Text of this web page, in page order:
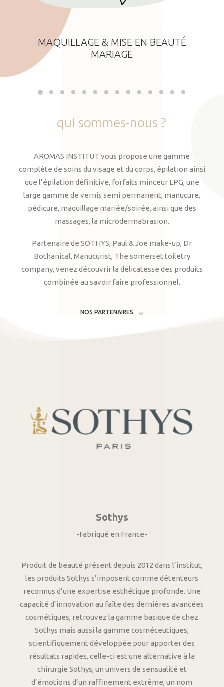
MAQUILLAGE & MISE EN BEAUTÉ
MARIAGE
qui sommes-nous ?
AROMAS INSTITUT vous propose une gamme
complète de soins du visage et du corps, épilation ainsi
que l’épilation définitive, forfaits minceur LPG, une
large gamme de vernis semi permanent, manucure,
pédicure, maquillage mariée/soirée, ainsi que des
massages, la microdermabrasion.
Partenaire de SOTHYS, Paul & Joe make-up, Dr
Bothanical, Manucurist, The somerset toiletry
company, venez découvrir la délicatesse des produits
combinée au savoir faire professionnel.
NOS PARTENAIRES
Sothys
-Fabriqué en France-
Produit de beauté présent depuis 2012 dans l’institut,
les produits Sothys s’imposent comme détenteurs
reconnus d’une expertise esthétique profonde. Une
capacité d’innovation au faîte des dernières avancées
cosmétiques, retrouvez la gamme basique de chez
Sothys mais aussi la gamme cosméceutiques,
scientifiquement développée pour apporter des
résultats rapides, celle-ci est une alternative à la
chirurgie Sothys, un univers de sensualité et
d’émotions d’un raffinement extrême, un nom